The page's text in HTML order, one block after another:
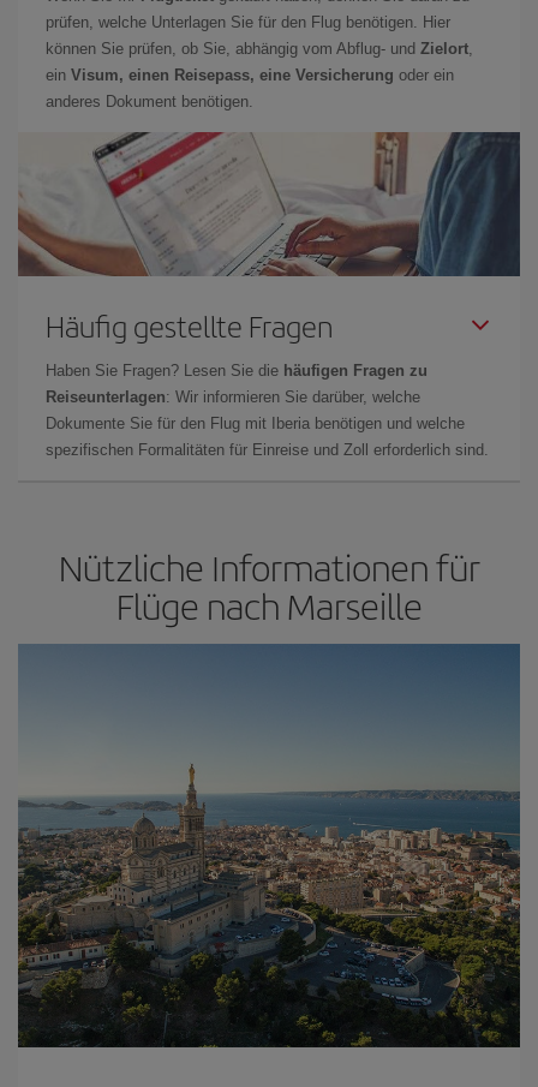
prüfen, welche Unterlagen Sie für den Flug benötigen. Hier
können Sie prüfen, ob Sie, abhängig vom Abflug- und Zielort,
ein Visum, einen Reisepass, eine Versicherung oder ein
anderes Dokument benötigen.
Häufig gestellte Fragen
Haben Sie Fragen? Lesen Sie die häufigen Fragen zu
Reiseunterlagen: Wir informieren Sie darüber, welche
Dokumente Sie für den Flug mit Iberia benötigen und welche
spezifischen Formalitäten für Einreise und Zoll erforderlich sind.
Nützliche Informationen für
Flüge nach Marseille